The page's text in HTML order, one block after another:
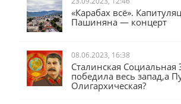
23.09.2023, 12:46
«Карабах всё».
Пашиняна — концерт
08.06.2023, 16:38
Сталинская Социальная
победила весь запад,а
Олигархическая?